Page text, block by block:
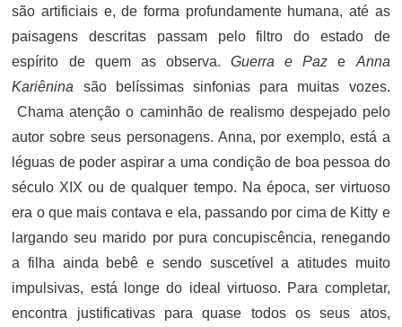
são artificiais e, de forma profundamente humana, até as
paisagens descritas passam pelo filtro do estado de
espírito de quem as observa.Guerra e Paz e Anna
Kariênina são belíssimas sinfonias para muitas vozes.
Chama atenção o caminhão de realismo despejado pelo
autor sobre seus personagens. Anna, por exemplo, está a
léguas de poder aspirar a uma condição de boa pessoa do
século XIX ou de qualquer tempo. Na época, ser virtuoso
era o que mais contava e ela, passando por cima de Kitty e
largando seu marido por pura concupiscência, renegando
a filha ainda bebê e sendo suscetível a atitudes muito
impulsivas, está longe do ideal virtuoso. Para completar,
encontra justificativas para quase todos os seus atos,